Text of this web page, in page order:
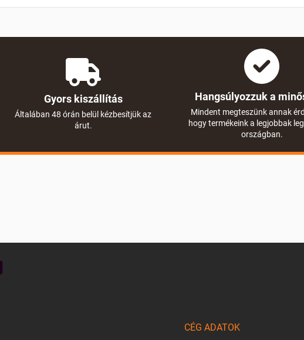
Gyors kiszállítás
Általában 48 órán belül kézbesítjük az
árut.
Hangsúlyozzuk a
Mindent megteszünk annak
hogy termékeink a legjobbak
országban.
CÉG ADATOK